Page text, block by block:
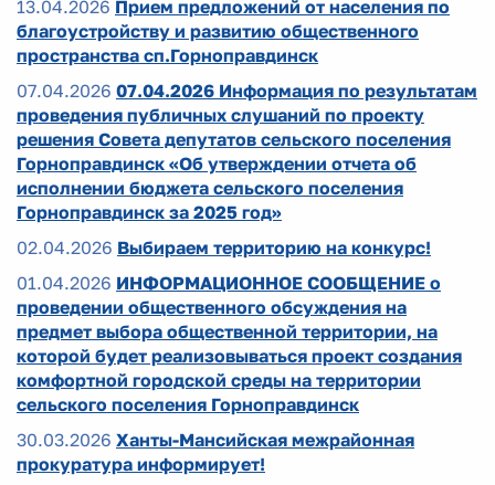
13.04.2026 Прием предложений от населения по
благоустройству и развитию общественного
пространства сп.Горноправдинск
07.04.2026 07.04.2026 Информация по результатам
проведения публичных слушаний по проекту
решения Совета депутатов сельского поселения
Горноправдинск «Об утверждении отчета об
исполнении бюджета сельского поселения
Горноправдинск за 2025 год»
02.04.2026 Выбираем территорию на конкурс!
01.04.2026 ИНФОРМАЦИОННОЕ СООБЩЕНИЕ о
проведении общественного обсуждения на
предмет выбора общественной территории, на
которой будет реализовываться проект создания
комфортной городской среды на территории
сельского поселения Горноправдинск
30.03.2026 Ханты-Мансийская межрайонная
прокуратура информирует!